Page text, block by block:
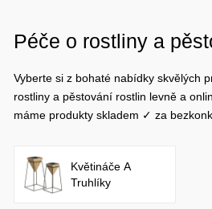
Péče o rostliny a
Vyberte si z bohaté nabídky skvělých
rostliny a pěstování rostlin levně a
máme produkty skladem ✓ za
Květináče A
Truhlíky